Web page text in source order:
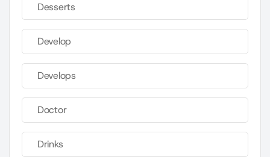
Desserts
Develop
Develops
Doctor
Drinks